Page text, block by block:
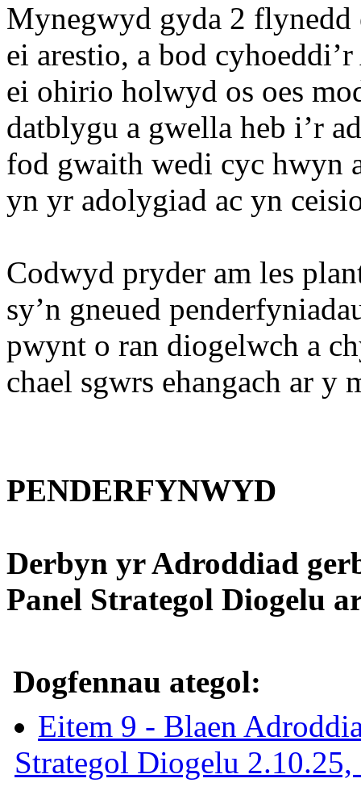
Mynegwyd gyda 2
ei arestio, a bod
ei ohirio holwyd os oes
datblygu a gwella heb i’r
fod gwaith wedi cyc hwyn
yn yr adolygiad ac yn
Codwyd pryder am les
sy’n gneued
pwynt o ran diogelwch a
chael sgwrs ehangach ar
PENDERFYNWYD
Derbyn yr Adroddiad
Panel Strategol Diogelu
Dogfennau ategol:
Eitem 9 - Blaen
Strategol Diogelu